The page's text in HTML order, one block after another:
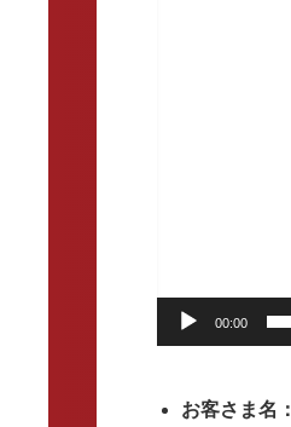
00:00
お客さま名：